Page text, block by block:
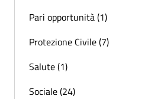
Pari opportunità (1)
Protezione Civile (7)
Salute (1)
Sociale (24)